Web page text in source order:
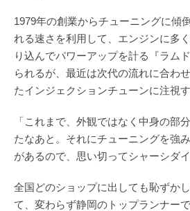
1979年の創業からチューニングに傾
れる速さを利用して、エンジンに多
り込んでパワーアップを計る『ラム
られるが、最近は次代の流れに合わ
たインジェクションチューンに注視す
「これまで、外観ではなく中身の部
たなあと。それにチューニングを強
があるので、思い切ってシャーシダ
全国どのショップに出しても恥ずか
て、変わらず静岡のトップランナー